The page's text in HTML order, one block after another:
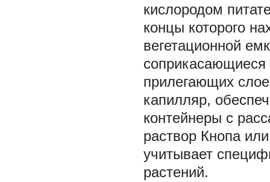
кислородом
концы которого
вегетационной
соприкасающиеся
прилегающих
капилляр,
контейнеры с
раствор Кнопа
учитывает
растений.